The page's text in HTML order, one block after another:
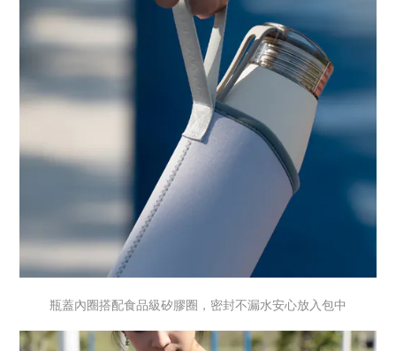
瓶蓋內圈搭配食品級矽膠圈，密封不漏水安心放入包中